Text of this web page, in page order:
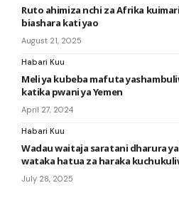
Ruto ahimiza nchi za Afrika
biashara kati yao
August 21, 2025
Habari Kuu
Meli ya kubeba mafuta
katika pwani ya Yemen
April 27, 2024
Habari Kuu
Wadau waitaja saratani dharura
wataka hatua za haraka
July 28, 2025